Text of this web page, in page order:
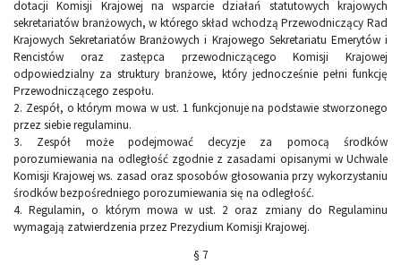
dotacji Komisji Krajowej na wsparcie działań statutowych krajowych
sekretariatów branżowych, w którego skład wchodzą Przewodniczący Rad
Krajowych Sekretariatów Branżowych i Krajowego Sekretariatu Emerytów i
Rencistów oraz zastępca przewodniczącego Komisji Krajowej
odpowiedzialny za struktury branżowe, który jednocześnie pełni funkcję
Przewodniczącego zespołu.
2. Zespół, o którym mowa w ust. 1 funkcjonuje na podstawie stworzonego
przez siebie regulaminu.
3. Zespół może podejmować decyzje za pomocą środków
porozumiewania na odległość zgodnie z zasadami opisanymi w Uchwale
Komisji Krajowej ws. zasad oraz sposobów głosowania przy wykorzystaniu
środków bezpośredniego porozumiewania się na odległość.
4. Regulamin, o którym mowa w ust. 2 oraz zmiany do Regulaminu
wymagają zatwierdzenia przez Prezydium Komisji Krajowej.
§ 7